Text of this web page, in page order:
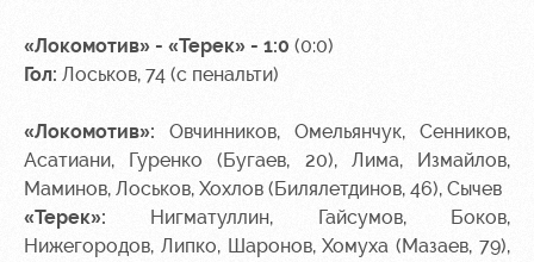
«Локомотив» - «Терек» - 1:0 (0:0)
Гол: Лоськов, 74 (с пенальти)
«Локомотив»: Овчинников, Омельянчук, Сенников,
Асатиани, Гуренко (Бугаев, 20), Лима, Измайлов,
Маминов, Лоськов, Хохлов (Билялетдинов, 46), Сычев
«Терек»: Нигматуллин, Гайсумов, Боков,
Нижегородов, Липко, Шаронов, Хомуха (Мазаев, 79),